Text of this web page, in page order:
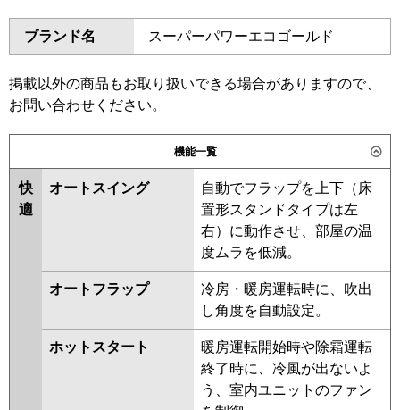
東芝 GKSC16014XU GKSC16014MUB
三菱電機 PKZT-HRMP160LL6 PKZT-
HRMP160L6 PKZT-ERMP160LL6
PKZT-ERMP160L6
日立 RPK-GP160RHNG5 RPK-
GP160RSHG11
三菱重工 FDKV1606HT6S
ダイキン SZRA160BYM SZRA160BYNM
SZRA160BJNM SZRA160BJM
SDRA160BNM SDRA160BM
SZRA160BFM SZRA160BFNM
SZRA160BCNM
東芝 RKSC16044MUB RKSC16044XU
RKSC16043MUB
RKSC16043XU AKEC16037M
AKEC16037X RKSC16033X
RKSC16033M AKEC16067M
AKEC16067X AKSC16067M
三菱電機 PKZT-HRMP160LL5 PKZT-
HRMP160L5 PKZT-ERMP160LL5
PKZT-ERMP160L5 PKZT-
HRMP160L4 PKZT-HRMP160LL4
PKZT-ERMP160LL4 PKZT-
ERMP160L4 PKZT-HRMP160LL3
ブランド名 スーパーパワーエコゴールド
掲載以外の商品もお取り扱いできる場合がありますので、
お問い合わせください。
機能一覧
快
適
オートスイング
自動でフラップを上下（床
置形スタンドタイプは左
右）に動作させ、部屋の温
度ムラを低減。
オートフラップ
冷房・暖房運転時に、吹出
し角度を自動設定。
ホットスタート
暖房運転開始時や除霜運転
終了時に、冷風が出ないよ
う、室内ユニットのファン